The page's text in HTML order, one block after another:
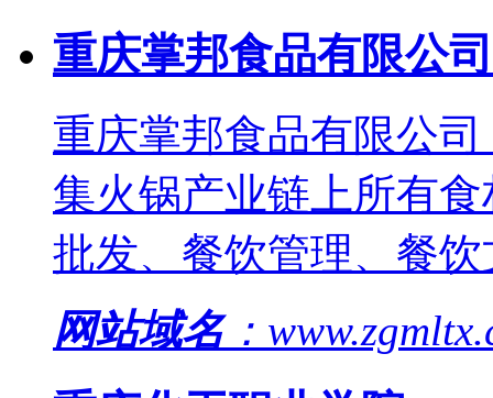
重庆掌邦食品有限公司
重庆掌邦食品有限公
集火锅产业链上所有
批发、餐饮管理、餐
网站域名：